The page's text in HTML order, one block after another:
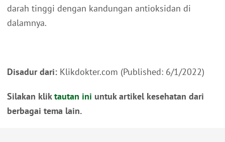
darah tinggi dengan kandungan antioksidan di
dalamnya.
Disadur dari: Klikdokter.com (Published: 6/1/2022)
Silakan kliktautan ini untuk artikel kesehatan dari
berbagai tema lain.